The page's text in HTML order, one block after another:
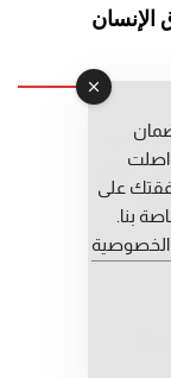
الإنسان
قبال
على
بنا.